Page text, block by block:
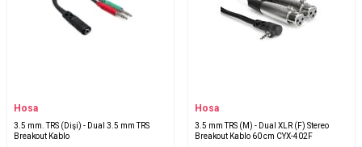
Hosa
3.5 mm. TRS (Dişi) - Dual 3.5 mm TRS
Breakout Kablo
Hosa
3.5 mm TRS (M) - Dual XLR (F) Stereo
Breakout Kablo 60 cm CYX-402F